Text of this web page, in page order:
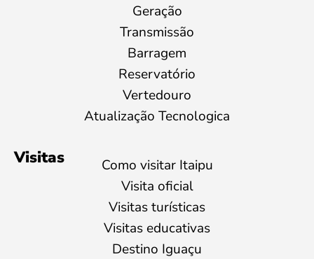
Geração
Transmissão
Barragem
Reservatório
Vertedouro
Atualização Tecnologica
Visitas
Como visitar Itaipu
Visita oficial
Visitas turísticas
Visitas educativas
Destino Iguaçu